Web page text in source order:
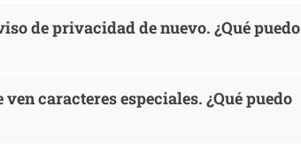
de privacidad de nuevo. ¿Qué puedo
caracteres especiales. ¿Qué puedo